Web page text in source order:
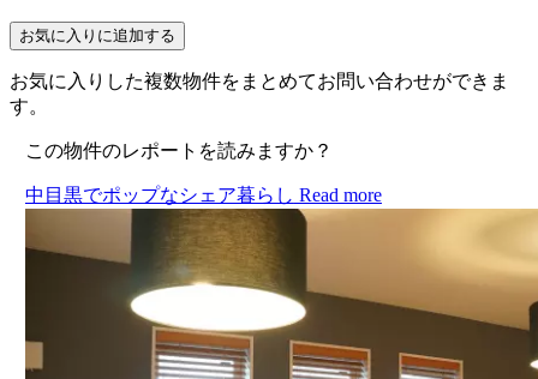
お気に入りに追加する
お気に入りした複数物件をまとめてお問い合わせができま
す。
この物件のレポートを読みますか？
中目黒でポップなシェア暮らし Read more